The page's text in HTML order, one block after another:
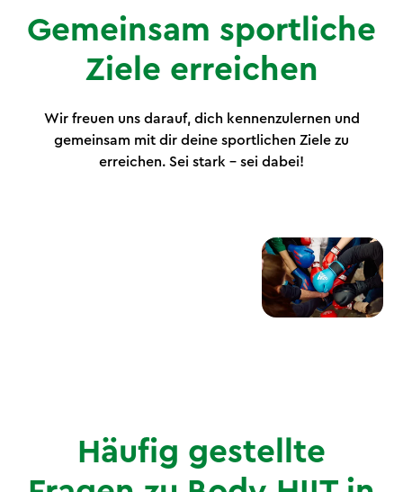
Gemeinsam sportliche
Ziele erreichen
Wir freuen uns darauf, dich kennenzulernen und
gemeinsam mit dir deine sportlichen Ziele zu
erreichen. Sei stark – sei dabei!
Häufig gestellte